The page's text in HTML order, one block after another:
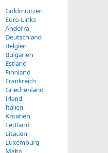
Goldmünzen
Euro-Links
Andorra
Deutschland
Belgien
Bulgarien
Estland
Finnland
Frankreich
Griechenland
Irland
Italien
Kroatien
Lettland
Litauen
Luxemburg
Malta